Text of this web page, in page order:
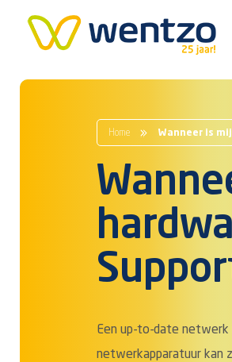
Home Wanneer is
Een up-to-date netwerk
netwerkapparatuur kan